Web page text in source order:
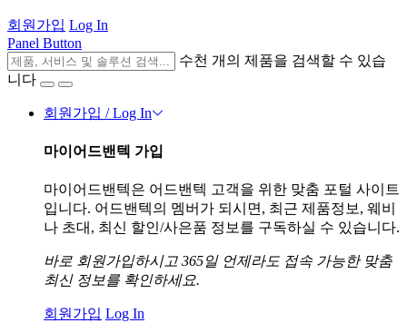
회원가입 Log In
Panel Button
수천 개의 제품을 검색할 수 있습
니다
회원가입 / Log In
마이어드밴텍 가입
마이어드밴텍은 어드밴텍 고객을 위한 맞춤 포털 사이트
입니다. 어드밴텍의 멤버가 되시면, 최근 제품정보, 웨비
나 초대, 최신 할인/사은품 정보를 구독하실 수 있습니다.
바로 회원가입하시고 365일 언제라도 접속 가능한 맞춤
최신 정보를 확인하세요.
회원가입 Log In